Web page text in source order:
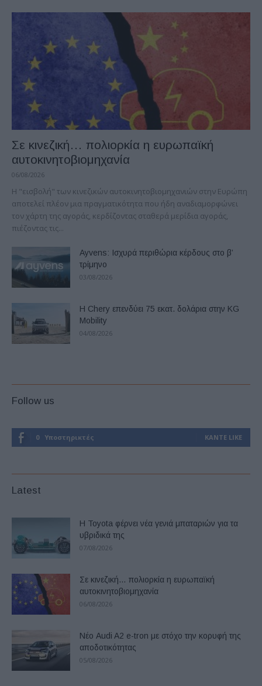
Σε κινεζική… πολιορκία η ευρωπαϊκή
αυτοκινητοβιομηχανία
06/08/2026
Η "εισβολή" των κινεζικών αυτοκινητοβιομηχανιών στην Ευρώπη
αποτελεί πλέον μια πραγματικότητα που ήδη αναδιαμορφώνει
τον χάρτη της αγοράς, κερδίζοντας σταθερά μερίδια αγοράς,
πιέζοντας τις...
Ayvens: Iσχυρά περιθώρια κέρδους στο β’
τρίμηνο
03/08/2026
Η Chery επενδύει 75 εκατ. δολάρια στην KG
Mobility
04/08/2026
Follow us
0 Υποστηρικτές ΚΆΝΤΕ LIKE
Latest
Η Toyota φέρνει νέα γενιά μπαταριών για τα
υβριδικά της
07/08/2026
Σε κινεζική… πολιορκία η ευρωπαϊκή
αυτοκινητοβιομηχανία
06/08/2026
Νέο Audi A2 e-tron με στόχο την κορυφή της
αποδοτικότητας
05/08/2026